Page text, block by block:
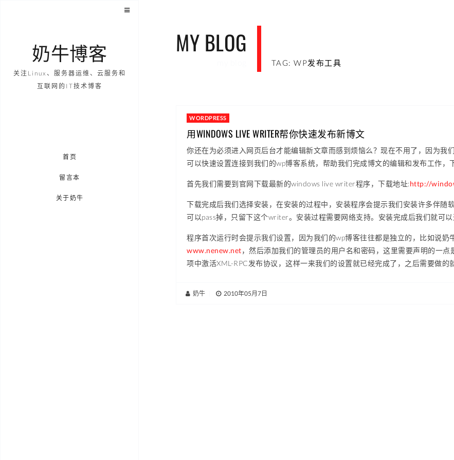
奶牛博客
关注Linux、服务器运维、云服务和
互联网的IT技术博客
首页
留言本
关于奶牛
MY BLOG
TAG: WP发布工具
WORDPRESS
用WINDOWS LIVE WRITER帮你快速发布新博文
你还在为必须进入网页后台才能编辑新文章而感到烦恼么？现在不用了，因为
可以快速设置连接到我们的wp博客系统，帮助我们完成博文的编辑和发布工作，
首先我们需要到官网下载最新的windows live writer程序，下载地址:http://
下载完成后我们选择安装，在安装的过程中，安装程序会提示我们安装许多伴
可以pass掉，只留下这个writer。安装过程需要网络支持。安装完成后我们就可以
程序首次运行时会提示我们设置，因为我们的wp博客往往都是独立的，比如说奶
www.nenew.net，然后添加我们的管理员的用户名和密码，这里需要声明的一
项中激活XML-RPC发布协议，这样一来我们的设置就已经完成了，之后需要做的
奶牛 2010年05月7日